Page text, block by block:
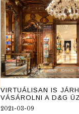
VIRTUÁLISAN IS
VÁSÁROLNI A D&G
2021-03-09